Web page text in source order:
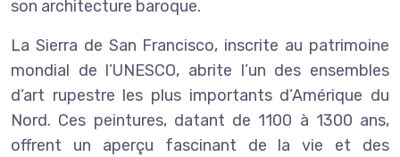
son architecture baroque.
La Sierra de San Francisco, inscrite au patrimoine
mondial de l’UNESCO, abrite l’un des ensembles
d’art rupestre les plus importants d’Amérique du
Nord. Ces peintures, datant de 1100 à 1300 ans,
offrent un aperçu fascinant de la vie et des